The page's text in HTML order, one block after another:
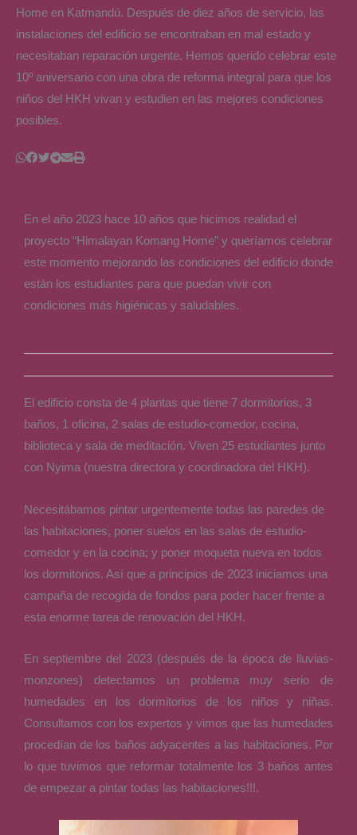
Home en Katmandú. Después de diez años de servicio, las
instalaciones del edificio se encontraban en mal estado y
necesitaban reparación urgente. Hemos querido celebrar este
10º aniversario con una obra de reforma integral para que los
niños del HKH vivan y estudien en las mejores condiciones
posibles.
En el año 2023 hace 10 años que hicimos realidad el
proyecto “Himalayan Komang Home” y queríamos celebrar
este momento mejorando las condiciones del edificio donde
están los estudiantes para que puedan vivir con
condiciones más higiénicas y saludables.
El edificio consta de 4 plantas que tiene 7 dormitorios, 3
baños, 1 oficina, 2 salas de estudio-comedor, cocina,
biblioteca y sala de meditación. Viven 25 estudiantes junto
con Nyima (nuestra directora y coordinadora del HKH).
Necesitábamos pintar urgentemente todas las paredes de
las habitaciones, poner suelos en las salas de estudio-
comedor y en la cocina; y poner moqueta nueva en todos
los dormitorios. Así que a principios de 2023 iniciamos una
campaña de recogida de fondos para poder hacer frente a
esta enorme tarea de renovación del HKH.
En septiembre del 2023 (después de la época de lluvias-
monzones) detectamos un problema muy serio de
humedades en los dormitorios de los niños y niñas.
Consultamos con los expertos y vimos que las humedades
procedían de los baños adyacentes a las habitaciones. Por
lo que tuvimos que reformar totalmente los 3 baños antes
de empezar a pintar todas las habitaciones!!!.